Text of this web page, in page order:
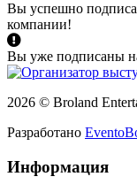
Вы успешно
компании!
Вы уже подписаны
2026 © Broland
Разработано
Информация